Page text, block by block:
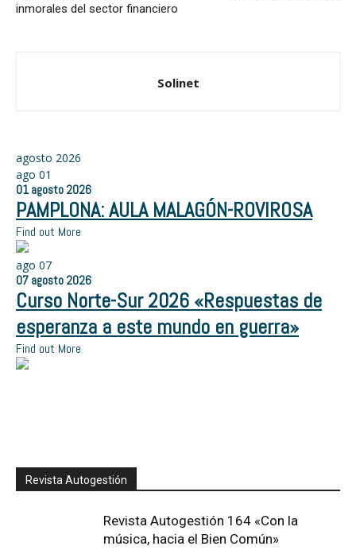
inmorales del sector financiero
Solinet
agosto 2026
ago 01
01 agosto 2026
PAMPLONA: AULA MALAGÓN-ROVIROSA
Find out More
ago 07
07 agosto 2026
Curso Norte-Sur 2026 «Respuestas de
esperanza a este mundo en guerra»
Find out More
Revista Autogestión
Revista Autogestión 164 «Con la
música, hacia el Bien Común»